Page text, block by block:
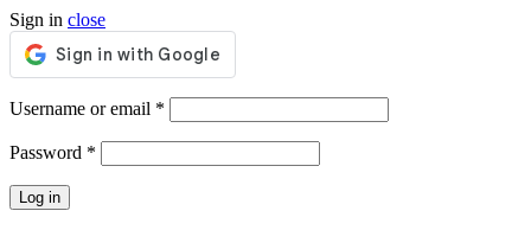
Sign in close
Username or email *
Password *
Log in